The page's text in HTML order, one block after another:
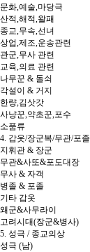
문화,예술,마당극
산적,해적,왈패
종교,무속,선녀
상업,제조,운송관련
관군,무사 관련
교육,의료 관련
나무꾼 & 돌쇠
각설이 & 거지
한량,김삿갓
사냥꾼,약초꾼,포수
소품류
4. 갑옷/장군복/무관/포졸
지휘관 & 장군
무관&사또&포도대장
무사 & 자객
병졸 & 포졸
기타 갑옷
왜군&사무라이
고려시대(장군&병사)
5. 성극 / 종교의상
성극 (남)